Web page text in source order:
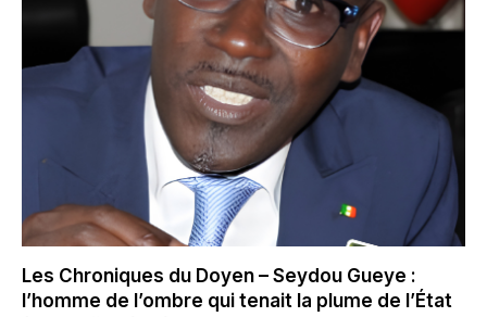
Les Chroniques du Doyen – Seydou Gueye :
l’homme de l’ombre qui tenait la plume de l’État